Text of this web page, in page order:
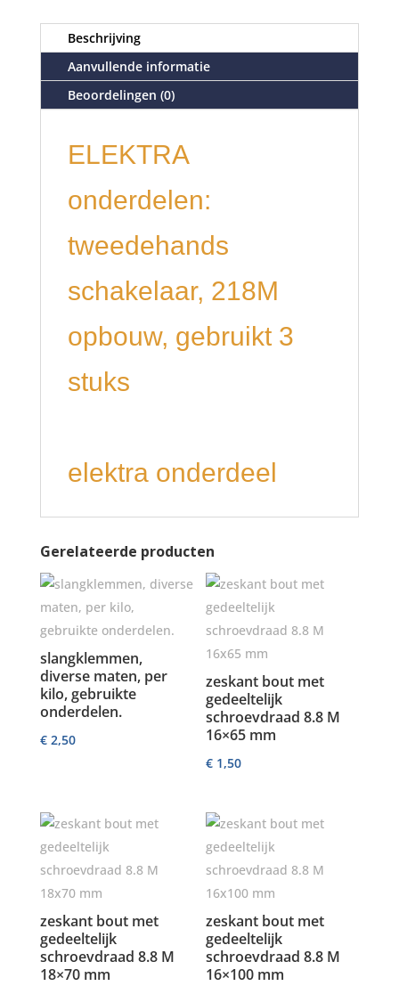
Beschrijving
Aanvullende informatie
Beoordelingen (0)
ELEKTRA
onderdelen:
tweedehands
schakelaar, 218M
opbouw, gebruikt 3
stuks
elektra onderdeel
Gerelateerde producten
slangklemmen,
diverse maten, per
kilo, gebruikte
onderdelen.
€2,50
zeskant bout met
gedeeltelijk
schroevdraad 8.8 M
16×65 mm
€ 1,50
zeskant bout met
gedeeltelijk
schroevdraad 8.8 M
18×70 mm
zeskant bout met
gedeeltelijk
schroevdraad 8.8 M
16×100 mm